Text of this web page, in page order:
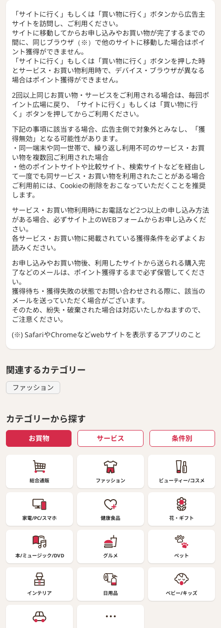
「サイトに行く」もしくは「買い物に行く」ボタンから広告主
サイトを訪問し、ご利用ください。
サイトに移動してからお申し込みやお買い物が完了するまでの
間に、同じブラウザ（※）で他のサイトに移動した場合はポイ
ント獲得ができません。
「サイトに行く」もしくは「買い物に行く」ボタンを押した時
とサービス・お買い物利用時で、デバイス・ブラウザが異なる
場合はポイント獲得ができません。
2回以上同じお買い物・サービスをご利用される場合は、毎回ポ
イント広場に戻り、「サイトに行く」もしくは「買い物に行
く」ボタンを押してからご利用ください。
下記の事項に該当する場合、広告主側で対象外とみなし、「獲
得無効」となる可能性があります。
・同一端末や同一世帯で、繰り返し利用不可のサービス・お買
い物を複数回ご利用された場合
・他のポイントサイトや比較サイト、検索サイトなどを経由し
て一度でも同サービス・お買い物を利用されたことがある場合
ご利用前には、Cookieの削除をおこなっていただくことを推奨
します。
サービス・お買い物利用時にお電話など2つ以上の申し込み方法
がある場合、必ずサイト上のWEBフォームからお申し込みくだ
さい。
各サービス・お買い物に掲載されている獲得条件を必ずよくお
読みください。
お申し込みやお買い物後、利用したサイトから送られる購入完
了などのメールは、ポイント獲得するまで必ず保管してくださ
い。
獲得待ち・獲得失敗の状態でお問い合わせされる際に、該当の
メールを送っていただく場合がございます。
そのため、紛失・破棄された場合は対応いたしかねますので、
ご注意ください。
(※) SafariやChromeなどwebサイトを表示するアプリのこと
関連するカテゴリー
ファッション
カテゴリーから探す
お買物 サービス 条件別
総合通販 ファッション ビューティー/コスメ
家電/PC/スマホ 健康食品 花・ギフト
本/ミュージック/DVD グルメ ペット
インテリア 日用品 ベビー/キッズ